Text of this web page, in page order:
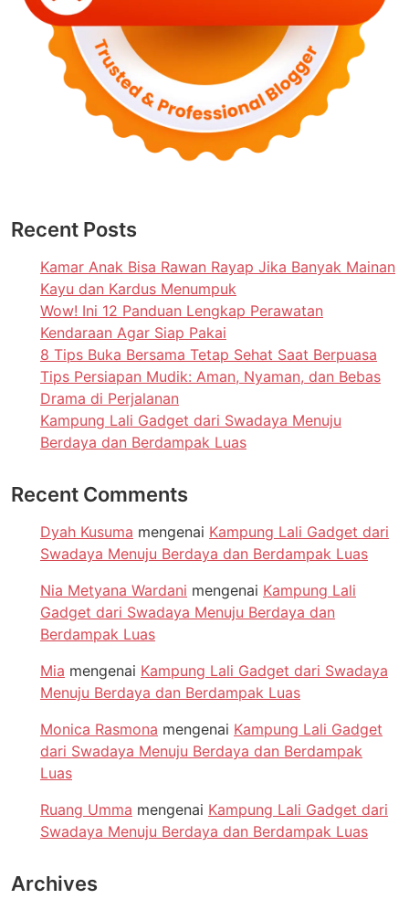
Recent Posts
Kamar Anak Bisa Rawan Rayap Jika Banyak Mainan
Kayu dan Kardus Menumpuk
Wow! Ini 12 Panduan Lengkap Perawatan
Kendaraan Agar Siap Pakai
8 Tips Buka Bersama Tetap Sehat Saat Berpuasa
Tips Persiapan Mudik: Aman, Nyaman, dan Bebas
Drama di Perjalanan
Kampung Lali Gadget dari Swadaya Menuju
Berdaya dan Berdampak Luas
Recent Comments
Dyah Kusuma mengenai Kampung Lali Gadget dari
Swadaya Menuju Berdaya dan Berdampak Luas
Nia Metyana Wardani mengenai Kampung Lali
Gadget dari Swadaya Menuju Berdaya dan
Berdampak Luas
Mia mengenai Kampung Lali Gadget dari Swadaya
Menuju Berdaya dan Berdampak Luas
Monica Rasmona mengenai Kampung Lali Gadget
dari Swadaya Menuju Berdaya dan Berdampak
Luas
Ruang Umma mengenai Kampung Lali Gadget dari
Swadaya Menuju Berdaya dan Berdampak Luas
Archives